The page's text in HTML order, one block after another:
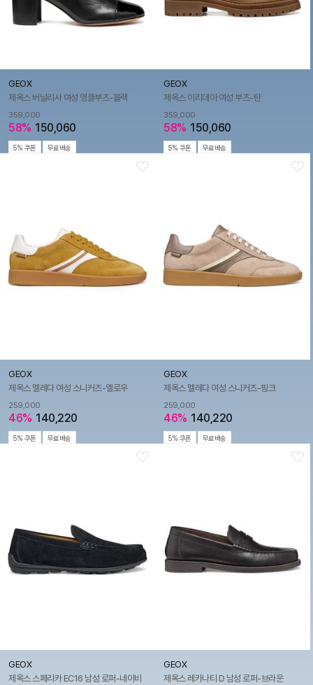
GEOX
제옥스 버닐리사 여성 앵클부츠-블랙
359,000
58% 150,060
5% 쿠폰 무료배송
GEOX
제옥스 이리데아 여성 부츠-탄
359,000
58% 150,060
5% 쿠폰 무료배송
GEOX
제옥스 멜레다 여성 스니커즈-옐로우
259,000
46% 140,220
5% 쿠폰 무료배송
GEOX
제옥스 멜레다 여성 스니커즈-핑크
259,000
46% 140,220
5% 쿠폰 무료배송
GEOX
제옥스 스페리카 EC16 남성 로퍼-네이비
GEOX
제옥스 레카나티 D 남성 로퍼-브라운